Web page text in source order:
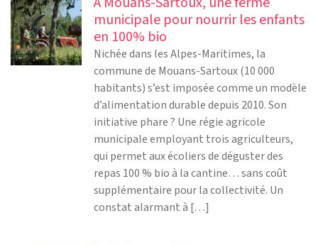
municipale pour nourrir les enfants
en 100% bio
Nichée dans les Alpes-Maritimes, la
commune de Mouans-Sartoux (10 000
habitants) s’est imposée comme un modèle
d’alimentation durable depuis 2010. Son
initiative phare ? Une régie agricole
municipale employant trois agriculteurs,
qui permet aux écoliers de déguster des
repas 100 % bio à la cantine… sans coût
supplémentaire pour la collectivité. Un
constat alarmant à […]